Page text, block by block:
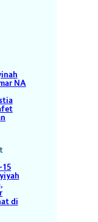
NA
15
di